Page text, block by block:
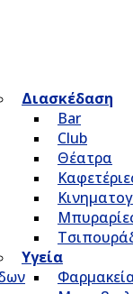
Διασκέδαση
Bar
Club
Θέατρα
Υγεία